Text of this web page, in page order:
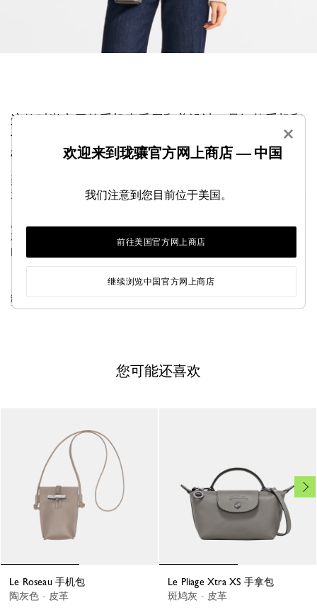
这款时尚实用的手机壳采用翻盖设计，是智能手机和
卡夹的理想之选。配备绳带，可斜挎或戴在脖子上，
根据您的造型进行调整，陪伴您一整天。
楽観主義と優雅さで、日々を彩るÉPURE。このモデルの構
造化されたグラフィックラインは、ニーズや欲求に適応で
胆、结实耐用、手工艺传统的象征，俄罗斯皮革以其奢华的
粒面工艺而备受赞誉，提升了该系列的美感。EPURE 从颜色
的视角审视生活，根据季节提供独特的款式版本。...
浏览ÉPURE系列
您可能还喜欢
Le Roseau 手机包
陶灰色 - 皮革
Le Pliage Xtra XS 手拿包
斑鸠灰 - 皮革
×
欢迎来到珑骧官方网上商店 — 中国
我们注意到您目前位于美国。
前往美国官方网上商店
继续浏览中国官方网上商店